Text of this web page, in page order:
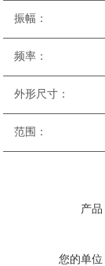
振
频
外形
范
产品
您的单位